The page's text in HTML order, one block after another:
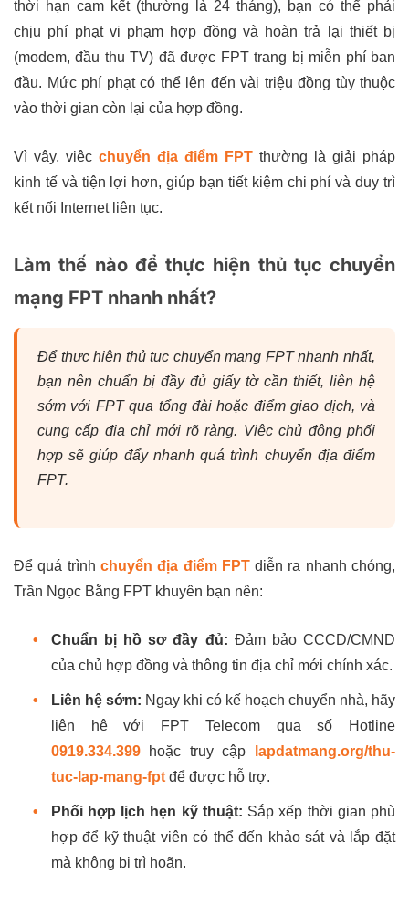
thời hạn cam kết (thường là 24 tháng), bạn có thể phải
chịu phí phạt vi phạm hợp đồng và hoàn trả lại thiết bị
(modem, đầu thu TV) đã được FPT trang bị miễn phí ban
đầu. Mức phí phạt có thể lên đến vài triệu đồng tùy thuộc
vào thời gian còn lại của hợp đồng.
Vì vậy, việc chuyển địa điểm FPT thường là giải pháp
kinh tế và tiện lợi hơn, giúp bạn tiết kiệm chi phí và duy trì
kết nối Internet liên tục.
Làm thế nào để thực hiện thủ tục chuyển
mạng FPT nhanh nhất?
Để thực hiện thủ tục chuyển mạng FPT nhanh nhất,
bạn nên chuẩn bị đầy đủ giấy tờ cần thiết, liên hệ
sớm với FPT qua tổng đài hoặc điểm giao dịch, và
cung cấp địa chỉ mới rõ ràng. Việc chủ động phối
hợp sẽ giúp đẩy nhanh quá trình chuyển địa điểm
FPT.
Để quá trình chuyển địa điểm FPTdiễn ra nhanh chóng,
Trần Ngọc Bằng FPT khuyên bạn nên:
• Chuẩn bị hồ sơ đầy đủ: Đảm bảo CCCD/CMND
của chủ hợp đồng và thông tin địa chỉ mới chính xác.
• Liên hệ sớm: Ngay khi có kế hoạch chuyển nhà, hãy
liên hệ với FPT Telecom qua số Hotline
0919.334.399hoặc truy cập
lapdatmang.org/thu-
tuc-lap-mang-fptđể được hỗ trợ.
• Phối hợp lịch hẹn kỹ thuật: Sắp xếp thời gian phù
hợp để kỹ thuật viên có thể đến khảo sát và lắp đặt
mà không bị trì hoãn.